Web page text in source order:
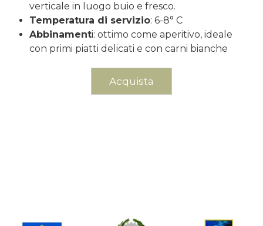
verticale in luogo buio e fresco.
Temperatura di servizio: 6-8° C
Abbinamenti: ottimo come aperitivo, ideale
con primi piatti delicati e con carni bianche
Acquista